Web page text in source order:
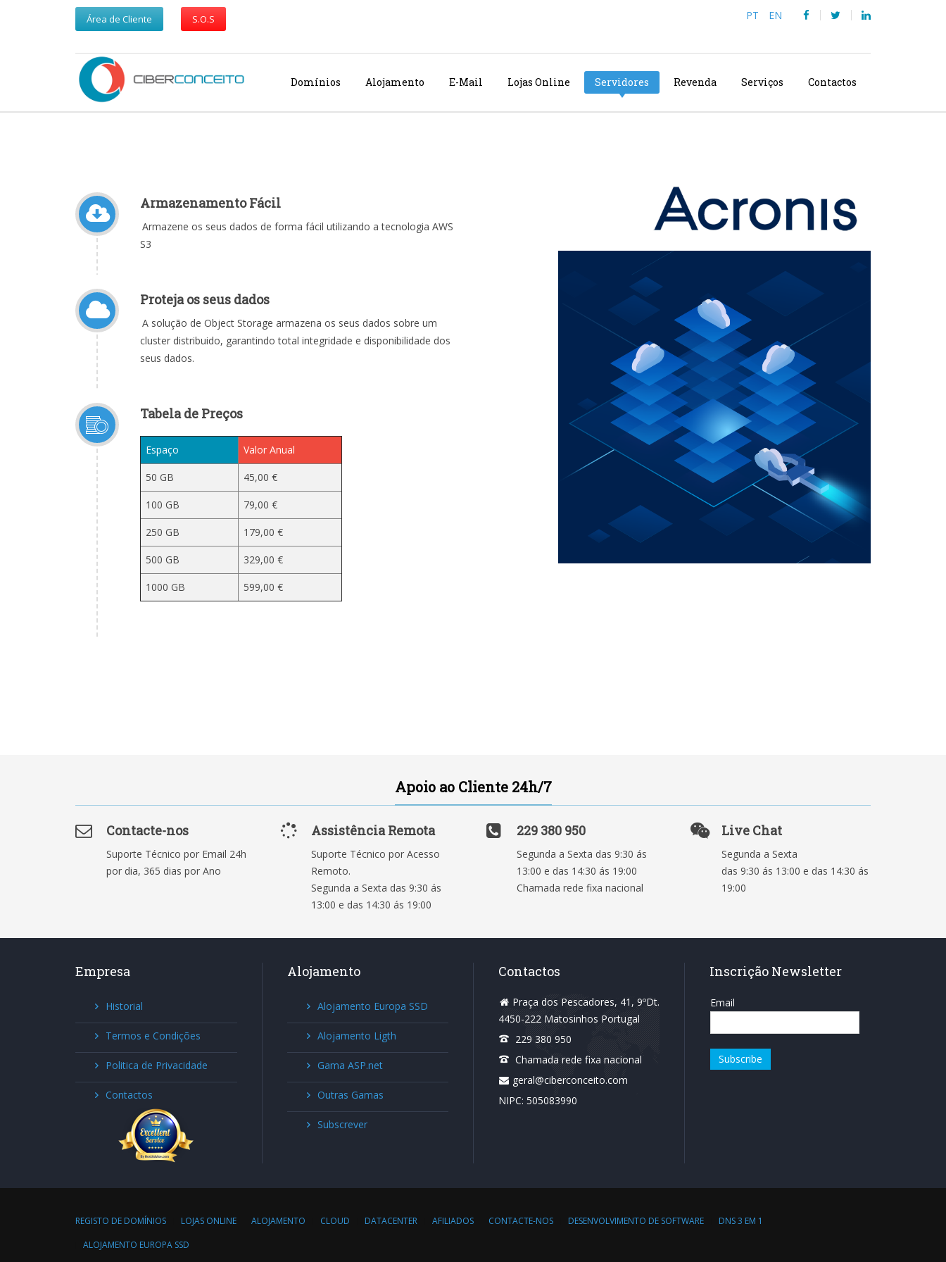
Área de Cliente S.O.S PT EN
Domínios Alojamento E-Mail Lojas Online Servidores Revenda Serviços Contactos
Armazenamento Fácil
Armazene os seus dados de forma fácil utilizando a tecnologia AWS
S3
Proteja os seus dados
A solução de Object Storage armazena os seus dados sobre um
cluster distribuido, garantindo total integridade e disponibilidade dos
seus dados.
Tabela de Preços
Espaço Valor Anual
50 GB 45,00 €
100 GB 79,00 €
250 GB 179,00 €
500 GB 329,00 €
1000 GB 599,00 €
Apoio ao Cliente 24h/7
Contacte-nos
Suporte Técnico por Email 24h
por dia, 365 dias por Ano
Assistência Remota
Suporte Técnico por Acesso
Remoto.
Segunda a Sexta das 9:30 ás
13:00 e das 14:30 ás 19:00
229 380 950
Segunda a Sexta das 9:30 ás
13:00 e das 14:30 ás 19:00
Chamada rede fixa nacional
Live Chat
Segunda a Sexta
das 9:30 ás 13:00 e das 14:30 ás
19:00
Empresa
Historial
Termos e Condições
Politica de Privacidade
Contactos
Alojamento
Alojamento Europa SSD
Alojamento Ligth
Gama ASP.net
Outras Gamas
Subscrever
Contactos
Praça dos Pescadores, 41, 9ºDt.
4450-222 Matosinhos Portugal
229 380 950
Chamada rede fixa nacional
geral@ciberconceito.com
NIPC: 505083990
Inscrição Newsletter
Email
REGISTO DE DOMÍNIOS LOJAS ONLINE ALOJAMENTO CLOUD DATACENTER AFILIADOS CONTACTE-NOS DESENVOLVIMENTO DE SOFTWARE
DNS 3 EM 1
ALOJAMENTO EUROPA SSD